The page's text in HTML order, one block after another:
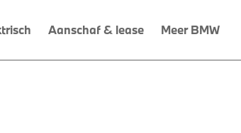
Aanschaf & lease Meer BMW